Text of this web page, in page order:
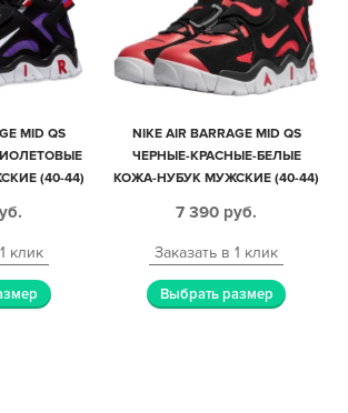
MID QS
(40-44)
клик
NIKE AIR BARRAGE MID QS
ЧЕРНЫЕ-КРАСНЫЕ-БЕЛЫЕ
КОЖА-НУБУК МУЖСКИЕ (40-44)
7 390 руб.
Заказать в 1 клик
Выбрать размер